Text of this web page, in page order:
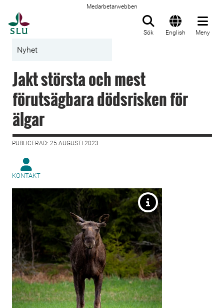
Medarbetarwebben
Sök English Meny
Nyhet
Jakt största och mest
förutsägbara dödsrisken för
älgar
PUBLICERAD: 25 AUGUSTI 2023
KONTAKT